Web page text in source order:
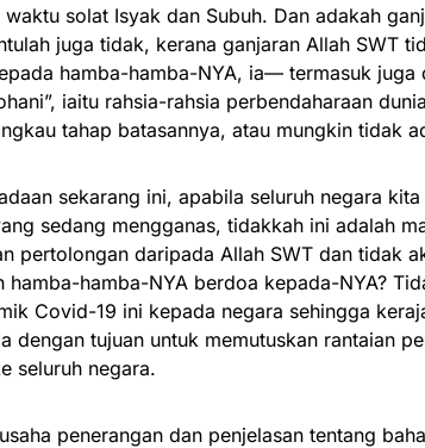
solat Isyak dan Subuh. Dan adakah
juga tidak, kerana ganjaran Allah SWT
hamba-hamba-NYA, ia— termasuk juga
iaitu rahsia-rahsia perbendaharaan
tahap batasannya, atau mungkin tidak
sekarang ini, apabila seluruh negara
sedang mengganas, tidakkah ini adalah
pertolongan daripada Allah SWT dan tidak
hamba-hamba-NYA berdoa kepada-NYA?
Covid-19 ini kepada negara sehingga
dengan tujuan untuk memutuskan rantaian
seluruh negara.
penerangan dan penjelasan tentang